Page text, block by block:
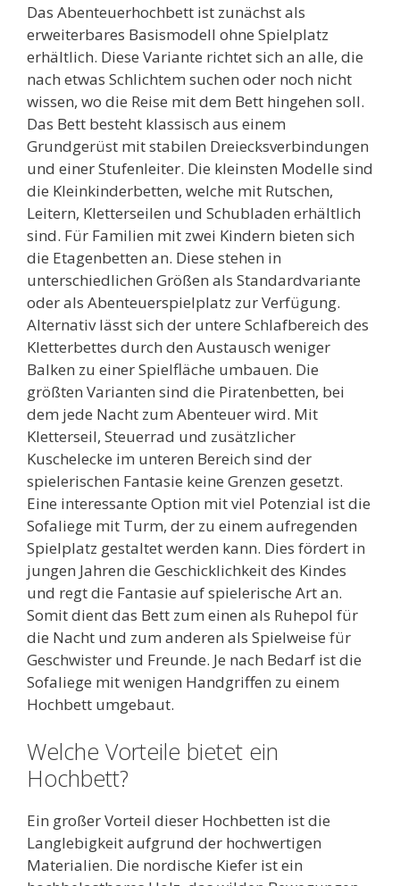
Das Abenteuerhochbett ist zunächst als
erweiterbares Basismodell ohne Spielplatz
erhältlich. Diese Variante richtet sich an alle, die
nach etwas Schlichtem suchen oder noch nicht
wissen, wo die Reise mit dem Bett hingehen soll.
Das Bett besteht klassisch aus einem
Grundgerüst mit stabilen Dreiecksverbindungen
und einer Stufenleiter. Die kleinsten Modelle sind
die Kleinkinderbetten, welche mit Rutschen,
Leitern, Kletterseilen und Schubladen erhältlich
sind. Für Familien mit zwei Kindern bieten sich
die Etagenbetten an. Diese stehen in
unterschiedlichen Größen als Standardvariante
oder als Abenteuerspielplatz zur Verfügung.
Alternativ lässt sich der untere Schlafbereich des
Kletterbettes durch den Austausch weniger
Balken zu einer Spielfläche umbauen. Die
größten Varianten sind die Piratenbetten, bei
dem jede Nacht zum Abenteuer wird. Mit
Kletterseil, Steuerrad und zusätzlicher
Kuschelecke im unteren Bereich sind der
spielerischen Fantasie keine Grenzen gesetzt.
Eine interessante Option mit viel Potenzial ist die
Sofaliege mit Turm, der zu einem aufregenden
Spielplatz gestaltet werden kann. Dies fördert in
jungen Jahren die Geschicklichkeit des Kindes
und regt die Fantasie auf spielerische Art an.
Somit dient das Bett zum einen als Ruhepol für
die Nacht und zum anderen als Spielweise für
Geschwister und Freunde. Je nach Bedarf ist die
Sofaliege mit wenigen Handgriffen zu einem
Hochbett umgebaut.
Welche Vorteile bietet ein
Hochbett?
Ein großer Vorteil dieser Hochbetten ist die
Langlebigkeit aufgrund der hochwertigen
Materialien. Die nordische Kiefer ist ein